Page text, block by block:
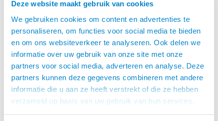
Deze website maakt gebruik van cookies
We gebruiken cookies om content en advertenties te
personaliseren, om functies voor social media te bieden
en om ons websiteverkeer te analyseren. Ook delen we
informatie over uw gebruik van onze site met onze
partners voor social media, adverteren en analyse. Deze
partners kunnen deze gegevens combineren met andere
informatie die u aan ze heeft verstrekt of die ze hebben
verzameld op basis van uw gebruik van hun services.
Merk
Topreiter
Maten
34L, 34L + 5 cm, 34R, 36L, 36L + 5 cm, 36R, 38L,
38L + 5 cm, 38R, 40L, 40L + 5 cm, 40R, 42L, 42L +
5 cm, 42R, 44L, 44L + 5 cm, 44R, 46L, 46L + 5 cm,
46R